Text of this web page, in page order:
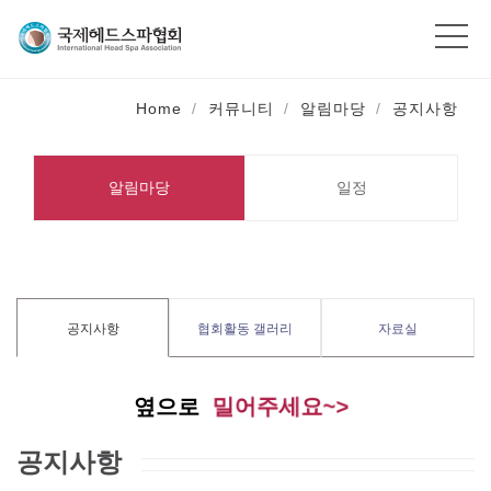
Home 커뮤니티 알림마당 공지사항
알림마당 일정
공지사항 협회활동 갤러리 자료실
옆으로 밀어주세요~>
공지사항